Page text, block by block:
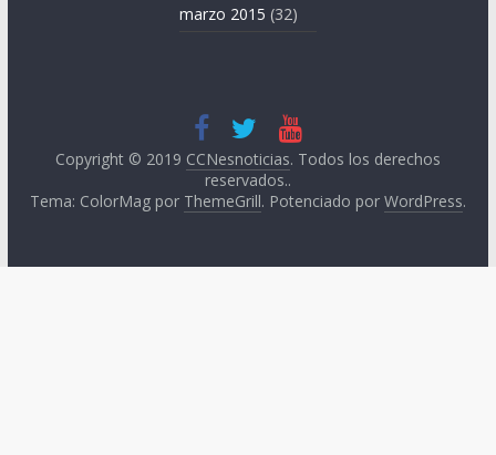
marzo 2015 (32)
Copyright © 2019 CCNesnoticias. Todos los derechos
reservados..
Tema: ColorMag por ThemeGrill. Potenciado por WordPress.